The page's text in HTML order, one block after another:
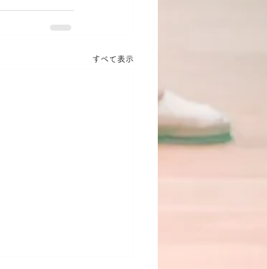
すべて表示